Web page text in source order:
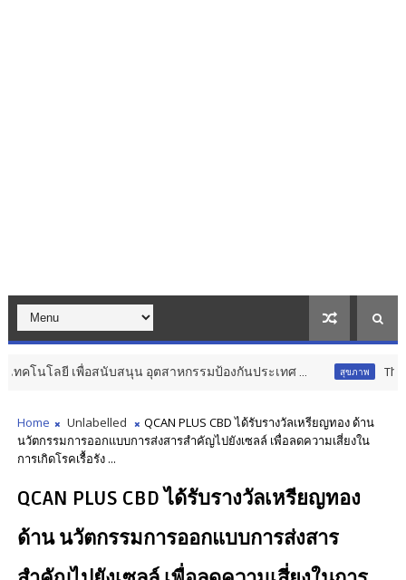
บสนุน อุตสาหกรรมป้องกันประเทศ ... สุขภาพ Thailand LAB
Home Unlabelled
QCAN PLUS CBD ได้รับรางวัลเหรียญทอง ด้าน
นวัตกรรมการออกแบบการส่งสารสำคัญไปยังเซลล์ เพื่อลดความเสี่ยงใน
การเกิดโรคเรื้อรัง ...
QCAN PLUS CBD ได้รับรางวัลเหรียญทอง
ด้าน นวัตกรรมการออกแบบการส่งสาร